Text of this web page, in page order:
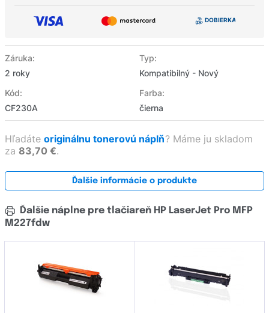
Záruka:
2 roky
Typ:
Kompatibilný - Nový
Kód:
CF230A
Farba:
čierna
Hľadáte originálnu tonerovú náplň? Máme ju skladom
za 83,70 €.
Ďalšie informácie o produkte
Ďalšie náplne pre tlačiareň HP LaserJet Pro MFP
M227fdw